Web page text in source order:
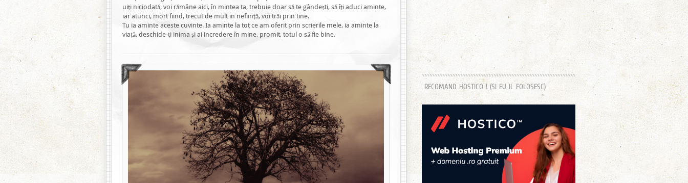
uiți niciodată, voi rămâne aici, în mintea ta, trebuie doar să te gândești, să îți aduci aminte,
iar atunci, mort fiind, trecut de mult in neființă, voi trăi prin tine.
Tu ia aminte aceste cuvinte. Ia aminte la tot ce am oferit prin scrierile mele, ia aminte la
viață, deschide-ți inima și ai incredere în mine, promit, totul o să fie bine.
RECOMAND HOSTICO ! (SI EU IL FOLOSESC)